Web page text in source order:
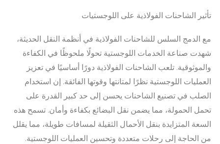
تأثير الشاحنات الفولاذية على اللوجستيات
مع الدمج السلس للشاحنات الفولاذية في أنظمة النقل الحديثة،
شهدت صناعة الخدمات اللوجستية تحولًا ملحوظًا في الكفاءة
والموثوقية. تلعب الشاحنات الفولاذية دورًا أساسيًا في تعزيز
العمليات اللوجستية نظرًا لمتانتها وقوتها الفائقة. إن استخدام
الصلب في تصنيع الشاحنات يحسن إلى حد كبير القدرة على
تحمل الحمولة، مما يضمن نقل البضائع بكفاءة وأمان. تسمح هذه
السعة المتزايدة بنقل الأحمال الثقيلة لمسافات طويلة، مما يقلل
من الحاجة إلى رحلات متعددة وتحسين العمليات اللوجستية.